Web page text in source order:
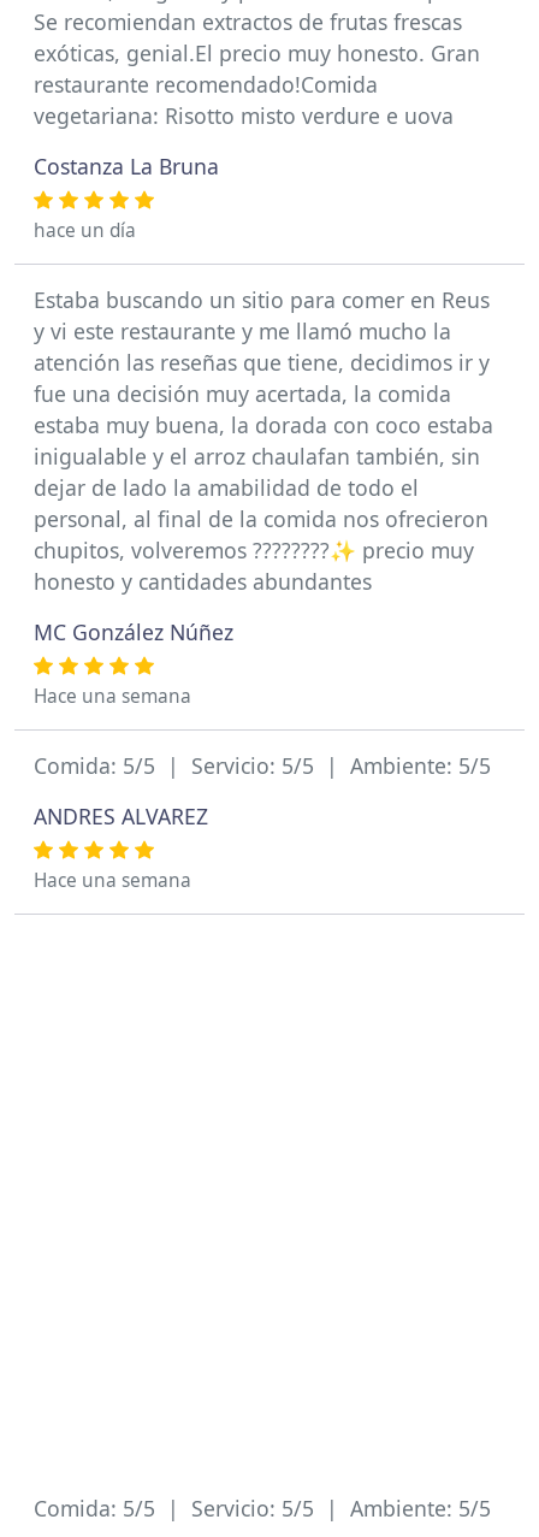
Se recomiendan extractos de frutas frescas
exóticas, genial.El precio muy honesto. Gran
restaurante recomendado!Comida
vegetariana: Risotto misto verdure e uova
Costanza La Bruna
hace un día
Estaba buscando un sitio para comer en Reus
y vi este restaurante y me llamó mucho la
atención las reseñas que tiene, decidimos ir y
fue una decisión muy acertada, la comida
estaba muy buena, la dorada con coco estaba
inigualable y el arroz chaulafan también, sin
dejar de lado la amabilidad de todo el
personal, al final de la comida nos ofrecieron
chupitos, volveremos ????????✨️ precio muy
honesto y cantidades abundantes
MC González Núñez
Hace una semana
Comida: 5/5 | Servicio: 5/5 | Ambiente: 5/5
ANDRES ALVAREZ
Hace una semana
Comida: 5/5 | Servicio: 5/5 | Ambiente: 5/5